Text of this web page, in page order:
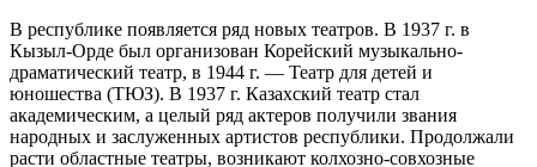
В республике появляется ряд новых театров. В 1937 г. в
Кызыл-Орде был организован Корейский музыкально-
драматический театр, в 1944 г. — Театр для детей и
юношества (ТЮЗ). В 1937 г. Казахский театр стал
академическим, а целый ряд актеров получили звания
народных и заслуженных артистов республики. Продолжали
расти областные театры, возникают колхозно-совхозные